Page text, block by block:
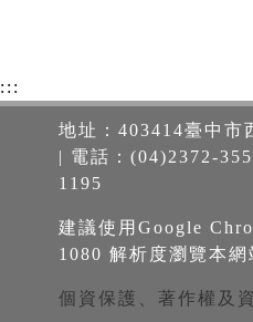
:::
地址：403414臺中市
| 電話：(04)2372-
1195
建議使用Google
1080 解析度瀏覽本網
個資保護、著作權及